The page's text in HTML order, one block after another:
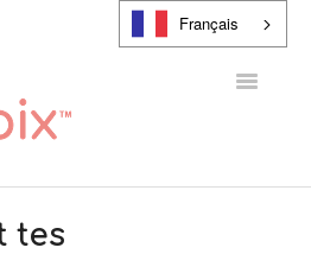
Français
Toggle
tes